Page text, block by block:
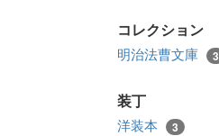
コレクション
明治法曹文庫 3
装丁
洋装本 3